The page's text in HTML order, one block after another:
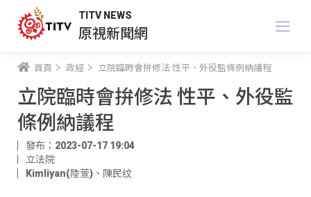
TITV NEWS
原視新聞網
首頁 政經 立院臨時會拚修法 性平、外役監條例納議程
立院臨時會拚修法 性平、外役監
條例納議程
發布：2023-07-17 19:04
立法院
Kimliyan(陸萱) 、 陳民纹